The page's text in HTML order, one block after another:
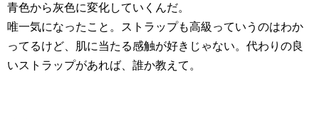
青色から灰色に変化していくんだ。
唯一気になったこと。ストラップも高級っていうのはわか
ってるけど、肌に当たる感触が好きじゃない。代わりの良
いストラップがあれば、誰か教えて。